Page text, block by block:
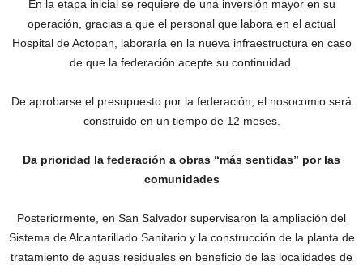
En la etapa inicial se requiere de una inversión mayor en su
operación, gracias a que el personal que labora en el actual
Hospital de Actopan, laboraría en la nueva infraestructura en caso
de que la federación acepte su continuidad.
De aprobarse el presupuesto por la federación, el nosocomio será
construido en un tiempo de 12 meses.
Da prioridad la federación a obras “más sentidas” por las
comunidades
Posteriormente, en San Salvador supervisaron la ampliación del
Sistema de Alcantarillado Sanitario y la construcción de la planta de
tratamiento de aguas residuales en beneficio de las localidades de